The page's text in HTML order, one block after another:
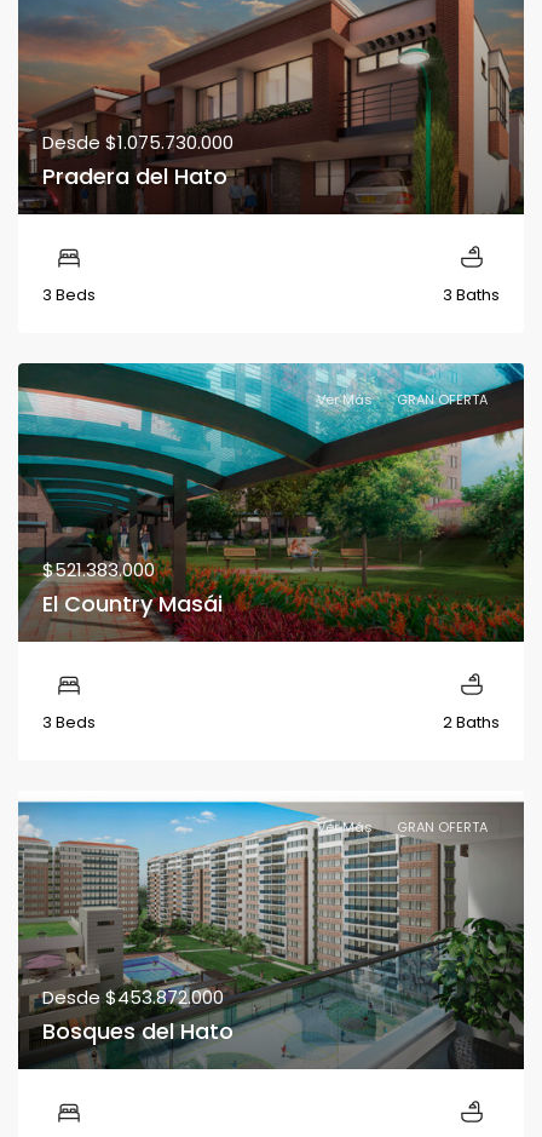
Desde $1.075.730.000
Pradera del Hato
3 Beds 3 Baths
Ver Más GRAN OFERTA
$521.383.000
El Country Masái
3 Beds 2 Baths
Ver Más GRAN OFERTA
Desde$453.872.000
Bosques del Hato